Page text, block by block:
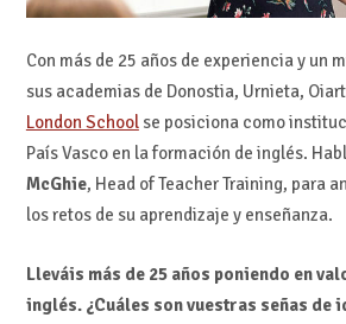
Con más de 25 años de experiencia y un
sus academias de Donostia, Urnieta,
London Schoolse posiciona como
País Vasco en la formación de inglés.
McGhie, Head of Teacher Training, para
los retos de su aprendizaje y enseñanza.
Lleváis más de 25 años poniendo en
inglés. ¿Cuáles son vuestras señas de